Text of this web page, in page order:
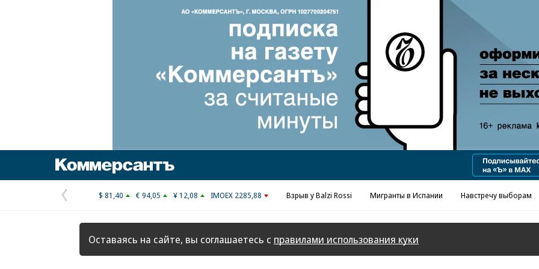
Реклама в «Ъ» www.kommersant.ru/ad
Предыдущая
страница
$ 81,40 € 94,05 ¥ 12,08 IMOEX 2285,88 Взрыв у Balzi Rossi Мигранты в Испании Навстречу выборам
Оставаясь на сайте, вы соглашаетесь с правилами использования куки